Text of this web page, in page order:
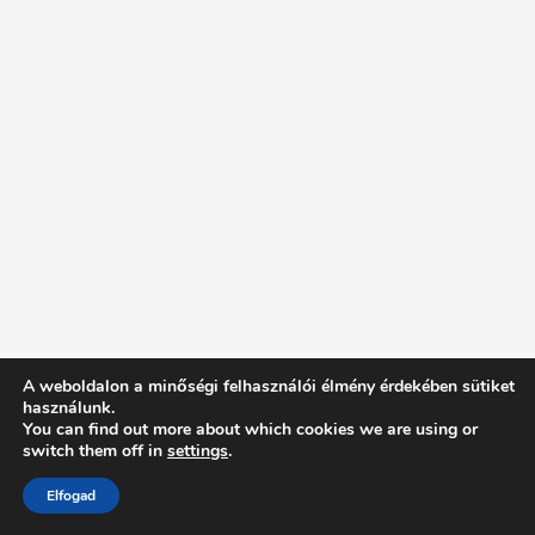
Intentionally Blank - Proudly powered by WordPress
A weboldalon a minőségi felhasználói élmény érdekében sütiket
használunk.
You can find out more about which cookies we are using or
switch them off in settings.
Elfogad